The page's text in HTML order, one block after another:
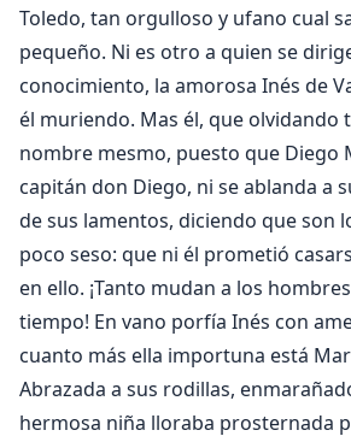
Toledo, tan orgulloso y ufano cual
pequeño. Ni es otro a quien se
conocimiento, la amorosa Inés de
él muriendo. Mas él, que olvidando
nombre mesmo, puesto que Diego
capitán don Diego, ni se ablanda a
de sus lamentos, diciendo que son
poco seso: que ni él prometió
en ello. ¡Tanto mudan a los
tiempo! En vano porfía Inés con
cuanto más ella importuna está
Abrazada a sus rodillas,
hermosa niña lloraba prosternada